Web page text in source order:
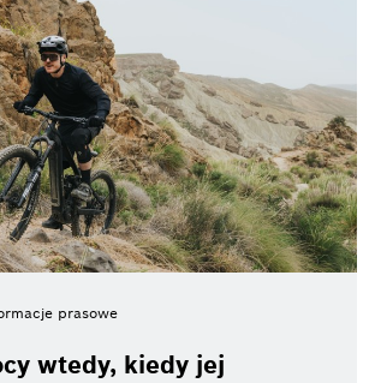
prasowe
wtedy, kiedy jej